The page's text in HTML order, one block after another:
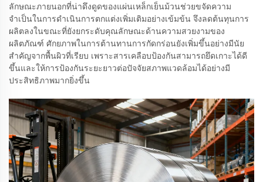
ลักษณะภายนอกที่น่าดึงดูดของแผ่นเหล็กเย็นม้วนช่วยขจัดความ
จำเป็นในการดำเนินการตกแต่งเพิ่มเติมอย่างเข้มข้น จึงลดต้นทุนการ
ผลิตลงในขณะที่ยังยกระดับคุณลักษณะด้านความสวยงามของ
ผลิตภัณฑ์ ศักยภาพในการต้านทานการกัดกร่อนยังเพิ่มขึ้นอย่างมีนัย
สำคัญจากพื้นผิวที่เรียบ เพราะสารเคลือบป้องกันสามารถยึดเกาะได้ดี
ขึ้นและให้การป้องกันระยะยาวต่อปัจจัยสภาพแวดล้อมได้อย่างมี
ประสิทธิภาพมากยิ่งขึ้น